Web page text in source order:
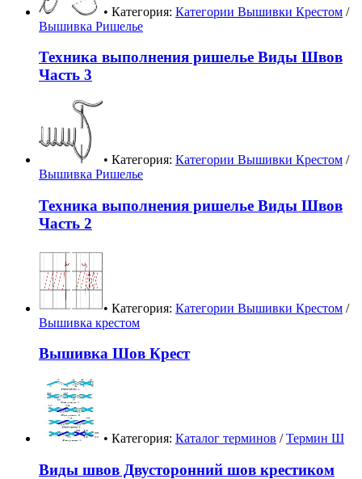
• Категория: Категории Вышивки Крестом /
Вышивка Ришелье
Техника выполнения ришелье Виды Швов
Часть 3
• Категория: Категории Вышивки Крестом /
Вышивка Ришелье
Техника выполнения ришелье Виды Швов
Часть 2
• Категория: Категории Вышивки Крестом /
Вышивка крестом
Вышивка Шов Крест
• Категория: Каталог терминов /Термин Ш
Виды швов Двусторонний шов крестиком